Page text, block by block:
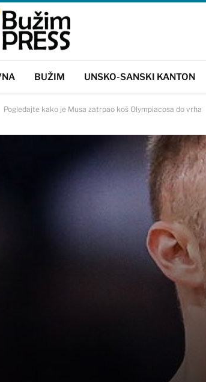
BUŽIM UNSKO-SANSKI KANTON
Pogledajte kako je Musa zatrpao koš Olympiacosa do vrha